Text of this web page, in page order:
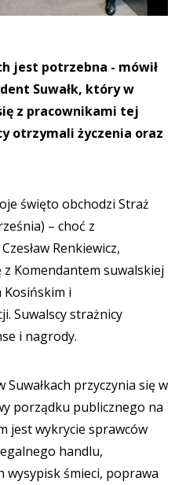
jest potrzebna - mówił
Suwałk, który w
z pracownikami tej
otrzymali życzenia oraz
święto obchodzi Straż
– choć z
Renkiewicz,
z Komendantem suwalskiej
Kosińskim i
Suwalscy strażnicy
i nagrody.
Suwałkach przyczynia się w
porządku publicznego na
jest wykrycie sprawców
handlu,
wysypisk śmieci, poprawa